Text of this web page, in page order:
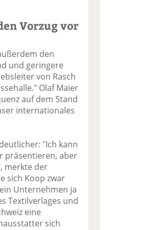
Vorzug vor
den
und geringere
von Rasch
Olaf Maier
auf dem Stand
internationales
"Ich kann
präsentieren, aber
merkte der
sich Koop zwar
Unternehmen ja
Textilverlages und
eine
sich